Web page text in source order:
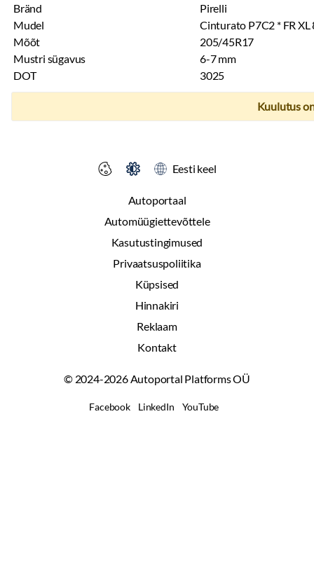
Bränd
Pirelli
Mudel
Cinturato P7C2 * FR
Mõõt
205/45R17
Mustri sügavus
6-7 mm
DOT
3025
Kuulutus
© 2024-2026 Autoportal Platforms OÜ
Autoportaal
Automüügiettevõttele
Kasutustingimused
Privaatsuspoliitika
Küpsised
Hinnakiri
Reklaam
Kontakt
Eesti keel
Facebook LinkedIn YouTube